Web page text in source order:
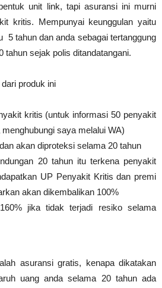
unit link, tapi asuransi ini murni
kritis. Mempunyai keunggulan yaitu
5 tahun dan anda sebagai tertanggung
tahun sejak polis ditandatangani.
produk ini
kritis (untuk informasi 50 penyakit
saya melalui WA)
akan diproteksi selama 20 tahun
20 tahun itu terkena penyakit
UP Penyakit Kritis dan premi
akan dikembalikan 100%
jika tidak terjadi resiko selama
asuransi gratis, kenapa dikatakan
uang anda selama 20 tahun ada